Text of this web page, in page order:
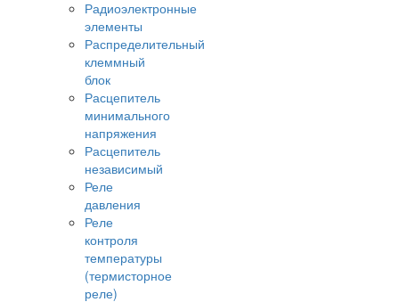
Радиоэлектронные
элементы
Распределительный
клеммный
блок
Расцепитель
минимального
напряжения
Расцепитель
независимый
Реле
давления
Реле
контроля
температуры
(термисторное
реле)